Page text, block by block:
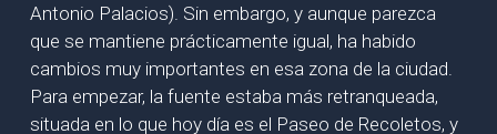
Antonio Palacios). Sin embargo, y aunque parezca
que se mantiene prácticamente igual, ha habido
cambios muy importantes en esa zona de la ciudad.
Para empezar, la fuente estaba más retranqueada,
situada en lo que hoy día es el Paseo de Recoletos, y